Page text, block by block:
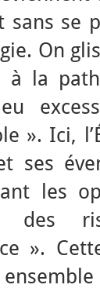
sans se
On
à la
». Ici,
ses
les
des
».